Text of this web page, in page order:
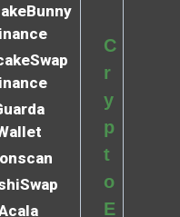
C
r
y
p
t
o
E